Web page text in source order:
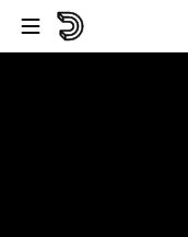
Skip to player
Skip to main content